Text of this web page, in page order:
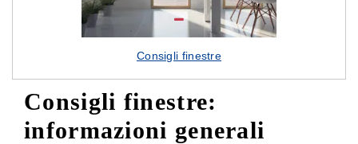
Consigli finestre
Consigli finestre:
informazioni generali